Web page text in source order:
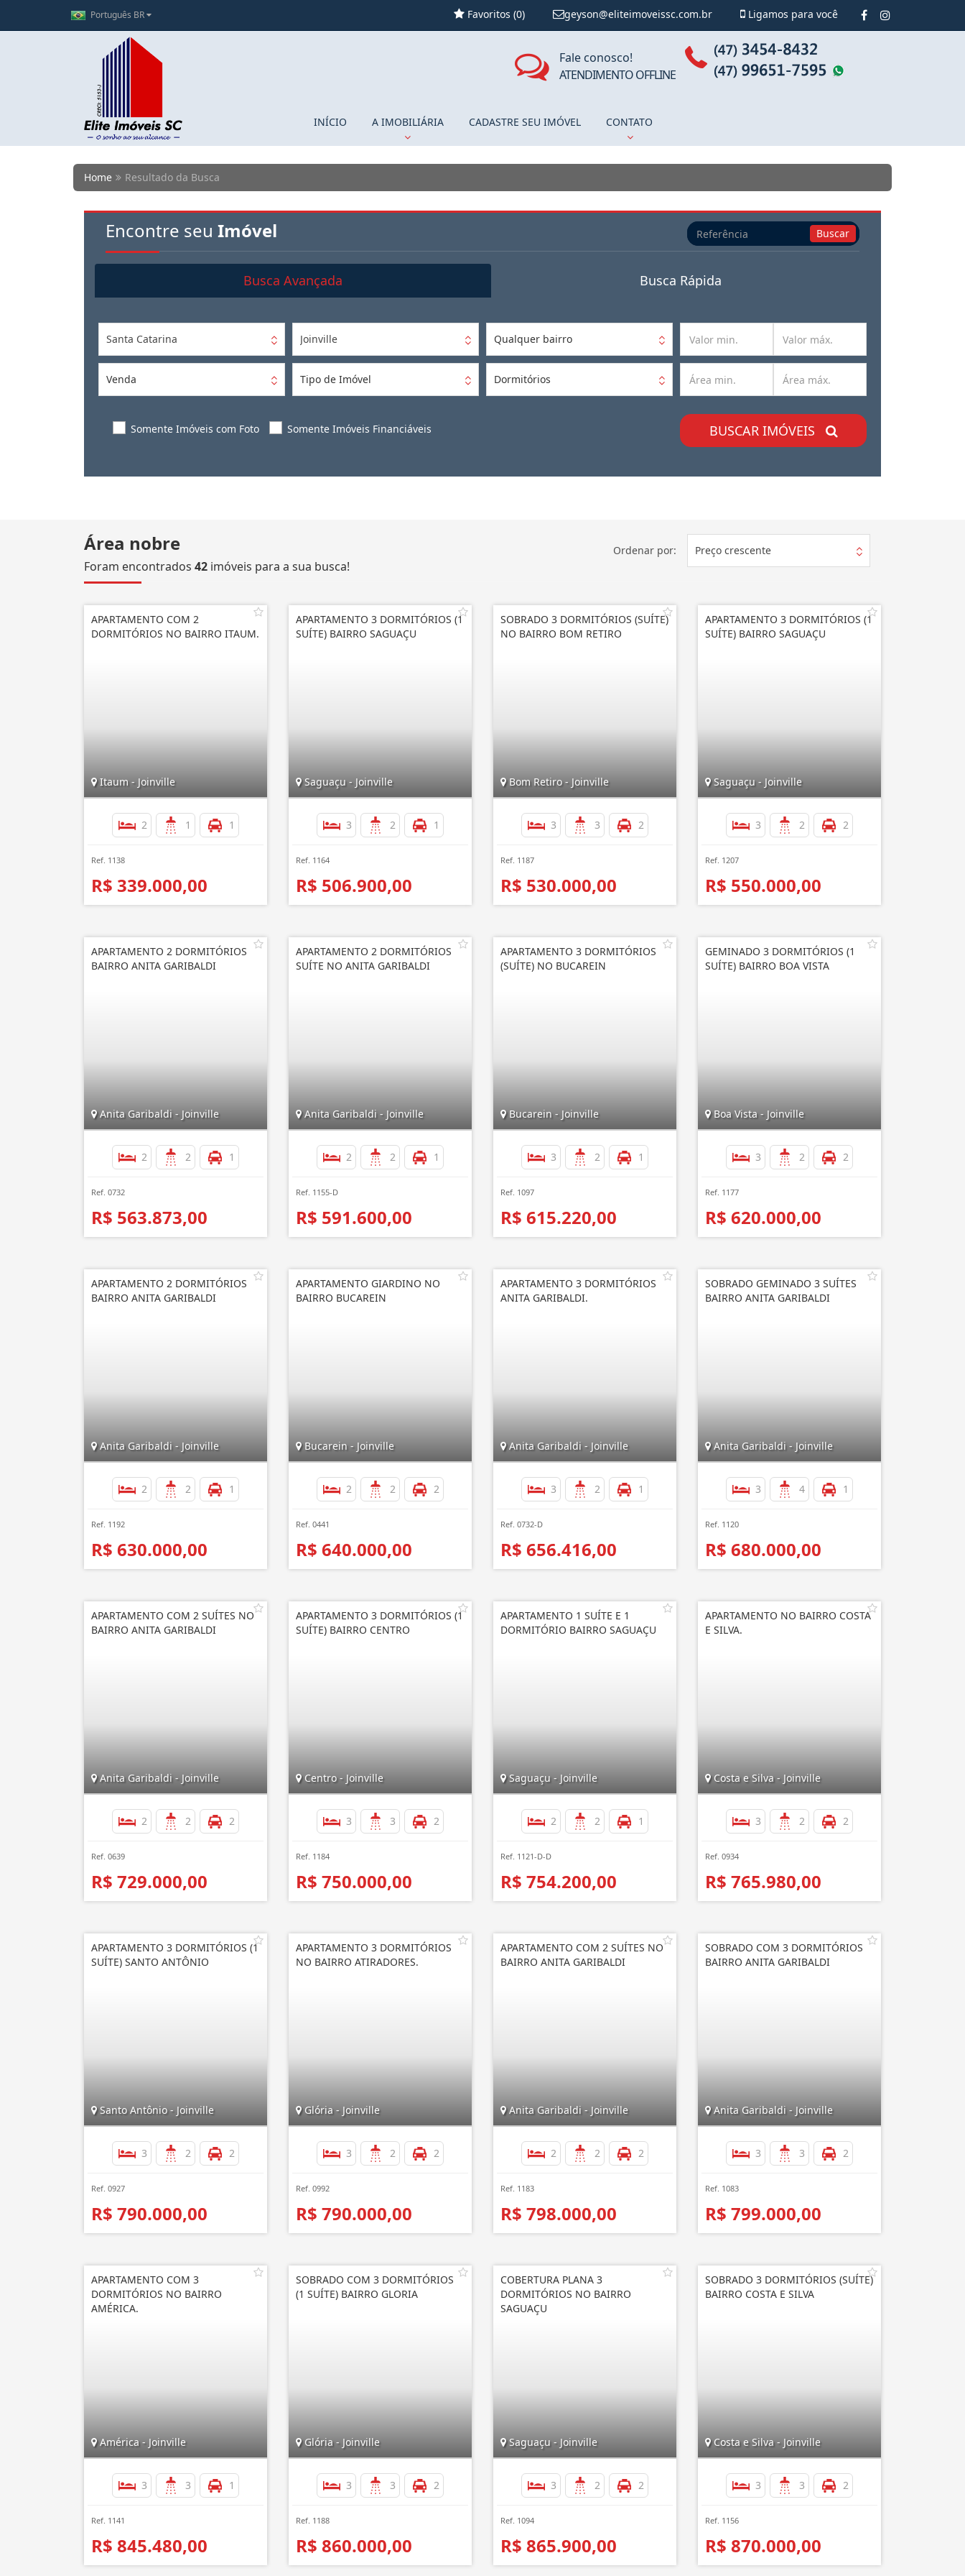
Português BR Ligamos para você
geyson@eliteimoveissc.com.br
Favoritos (0)
INÍCIO A IMOBILIÁRIA CADASTRE SEU IMÓVEL CONTATO
Fale conosco!
ATENDIMENTO OFFLINE
Home Resultado da Busca
Encontre seu Imóvel
Busca
por
Buscar
Busca Avançada Busca Rápida
Santa Catarina Joinville Qualquer bairro
Venda Tipo de Imóvel Dormitórios
Somente Imóveis com Foto Somente Imóveis Financiáveis BUSCAR IMÓVEIS
Área nobre
Foram encontrados 42 imóveis para a sua busca!
Ordenar por: Preço crescente
APARTAMENTO COM 2
DORMITÓRIOS NO BAIRRO ITAUM.
Itaum - Joinville
2 1 1
Ref. 1138
R$ 339.000,00
APARTAMENTO 3 DORMITÓRIOS (1
SUÍTE) BAIRRO SAGUAÇU
Saguaçu - Joinville
3 2 1
Ref. 1164
R$ 506.900,00
SOBRADO 3 DORMITÓRIOS (SUÍTE)
NO BAIRRO BOM RETIRO
Bom Retiro - Joinville
3 3 2
Ref. 1187
R$ 530.000,00
APARTAMENTO 3 DORMITÓRIOS (1
SUÍTE) BAIRRO SAGUAÇU
Saguaçu - Joinville
3 2 2
Ref. 1207
R$ 550.000,00
APARTAMENTO 2 DORMITÓRIOS
BAIRRO ANITA GARIBALDI
Anita Garibaldi - Joinville
2 2 1
Ref. 0732
R$ 563.873,00
APARTAMENTO 2 DORMITÓRIOS
SUÍTE NO ANITA GARIBALDI
Anita Garibaldi - Joinville
2 2 1
Ref. 1155-D
R$ 591.600,00
APARTAMENTO 3 DORMITÓRIOS
(SUÍTE) NO BUCAREIN
Bucarein - Joinville
3 2 1
Ref. 1097
R$ 615.220,00
GEMINADO 3 DORMITÓRIOS (1
SUÍTE) BAIRRO BOA VISTA
Boa Vista - Joinville
3 2 2
Ref. 1177
R$ 620.000,00
APARTAMENTO 2 DORMITÓRIOS
BAIRRO ANITA GARIBALDI
Anita Garibaldi - Joinville
2 2 1
Ref. 1192
R$ 630.000,00
APARTAMENTO GIARDINO NO
BAIRRO BUCAREIN
Bucarein - Joinville
2 2 2
Ref. 0441
R$ 640.000,00
APARTAMENTO 3 DORMITÓRIOS
ANITA GARIBALDI.
Anita Garibaldi - Joinville
3 2 1
Ref. 0732-D
R$ 656.416,00
SOBRADO GEMINADO 3 SUÍTES
BAIRRO ANITA GARIBALDI
Anita Garibaldi - Joinville
3 4 1
Ref. 1120
R$ 680.000,00
APARTAMENTO COM 2 SUÍTES NO
BAIRRO ANITA GARIBALDI
Anita Garibaldi - Joinville
2 2 2
Ref. 0639
R$ 729.000,00
APARTAMENTO 3 DORMITÓRIOS (1
SUÍTE) BAIRRO CENTRO
Centro - Joinville
3 3 2
Ref. 1184
R$ 750.000,00
APARTAMENTO 1 SUÍTE E 1
DORMITÓRIO BAIRRO SAGUAÇU
Saguaçu - Joinville
2 2 1
Ref. 1121-D-D
R$ 754.200,00
APARTAMENTO NO BAIRRO COSTA
E SILVA.
Costa e Silva - Joinville
3 2 2
Ref. 0934
R$ 765.980,00
APARTAMENTO 3 DORMITÓRIOS (1
SUÍTE) SANTO ANTÔNIO
Santo Antônio - Joinville
3 2 2
Ref. 0927
R$ 790.000,00
APARTAMENTO 3 DORMITÓRIOS
NO BAIRRO ATIRADORES.
Glória - Joinville
3 2 2
Ref. 0992
R$ 790.000,00
APARTAMENTO COM 2 SUÍTES NO
BAIRRO ANITA GARIBALDI
Anita Garibaldi - Joinville
2 2 2
Ref. 1183
R$ 798.000,00
SOBRADO COM 3 DORMITÓRIOS
BAIRRO ANITA GARIBALDI
Anita Garibaldi - Joinville
3 3 2
Ref. 1083
R$ 799.000,00
APARTAMENTO COM 3
DORMITÓRIOS NO BAIRRO
AMÉRICA.
América - Joinville
3 3 1
Ref. 1141
R$ 845.480,00
SOBRADO COM 3 DORMITÓRIOS
(1 SUÍTE) BAIRRO GLORIA
Glória - Joinville
3 3 2
Ref. 1188
R$ 860.000,00
COBERTURA PLANA 3
DORMITÓRIOS NO BAIRRO
SAGUAÇU
Saguaçu - Joinville
3 2 2
Ref. 1094
R$ 865.900,00
SOBRADO 3 DORMITÓRIOS (SUÍTE)
BAIRRO COSTA E SILVA
Costa e Silva - Joinville
3 3 2
Ref. 1156
R$ 870.000,00